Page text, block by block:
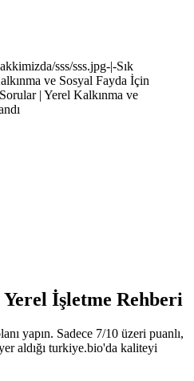
sss/sss.jpg-|-Sık
ve Sosyal Fayda İçin
| Yerel Kalkınma ve
İşletme Rehberi
yapın. Sadece 7/10 üzeri puanlı,
aldığı turkiye.bio'da kaliteyi